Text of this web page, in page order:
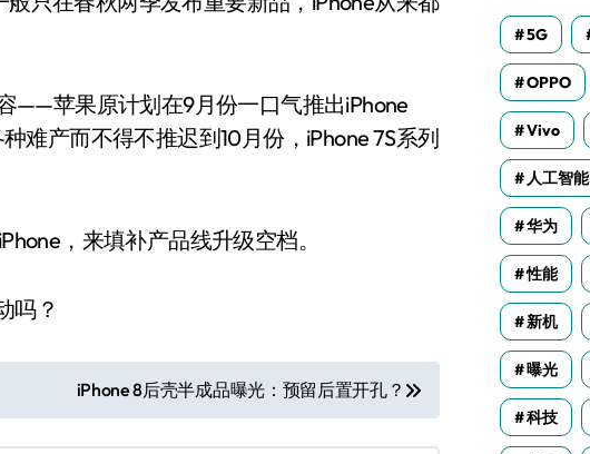
——苹果原计划在9月份一口气推出iPhone
难产而不得不推迟到10月份，iPhone 7S系列
，来填补产品线升级空档。
吗？
iPhone 8后壳半成品曝光：预留后置开孔？
5G
OPPO
Vivo
人工智能
华为
性能
新机
曝光
科技